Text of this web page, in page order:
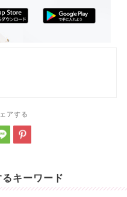
アする
キーワード